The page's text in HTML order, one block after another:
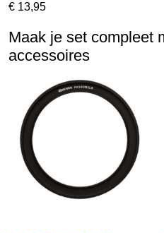
€ 13,95
Maak je set compleet
accessoires